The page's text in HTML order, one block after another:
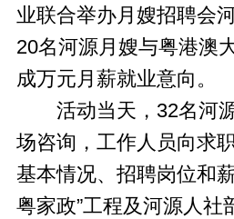
业联合举办月嫂招聘会
20名河源月嫂与粤港澳
成万元月薪就业意向。
活动当天，32名河源
场咨询，工作人员向求
基本情况、招聘岗位和
粤家政”工程及河源人社